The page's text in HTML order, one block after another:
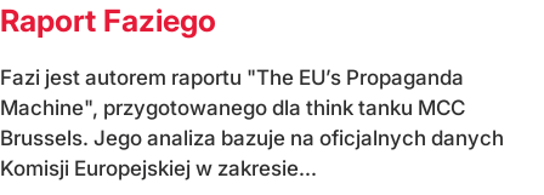
Raport Faziego
Fazi jest autorem raportu "The EU’s Propaganda
Machine", przygotowanego dla think tanku MCC
Brussels. Jego analiza bazuje na oficjalnych danych
Komisji Europejskiej w zakresie...